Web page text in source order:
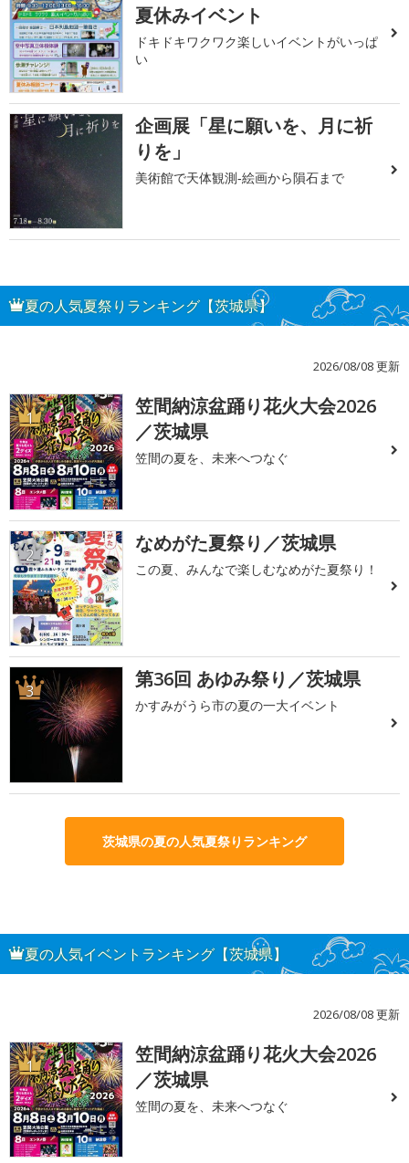
夏休みイベント
ドキドキワクワク楽しいイベントがいっぱ
い
企画展「星に願いを、月に祈
りを」
美術館で天体観測‐絵画から隕石まで
夏の人気夏祭りランキング【茨城県】
2026/08/08 更新
1
笠間納涼盆踊り花火大会2026
／茨城県
笠間の夏を、未来へつなぐ
2 なめがた夏祭り／茨城県
この夏、みんなで楽しむなめがた夏祭り！
3 第36回 あゆみ祭り／茨城県
かすみがうら市の夏の一大イベント
茨城県の夏の人気夏祭りランキング
夏の人気イベントランキング【茨城県】
2026/08/08 更新
1
笠間納涼盆踊り花火大会2026
／茨城県
笠間の夏を、未来へつなぐ